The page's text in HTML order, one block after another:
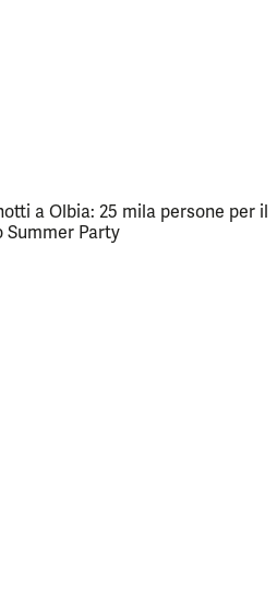
a Olbia: 25 mila persone per il
Summer Party